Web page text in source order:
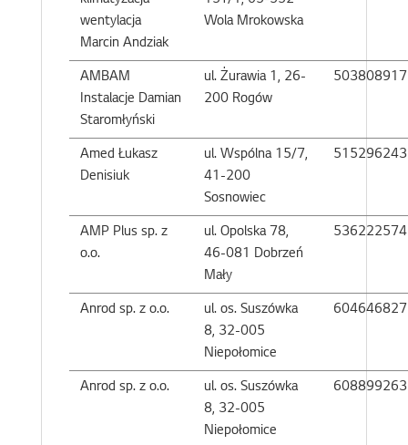
wentylacja
Marcin Andziak
Wola Mrokowska
AMBAM
Instalacje Damian
Staromłyński
ul. Żurawia 1, 26-
200 Rogów
503808917
Amed Łukasz
Denisiuk
ul. Wspólna 15/7,
41-200
Sosnowiec
515296243
AMP Plus sp. z
o.o.
ul. Opolska 78,
46-081 Dobrzeń
Mały
536222574
Anrod sp. z o.o.
ul. os. Suszówka
8, 32-005
Niepołomice
604646827
Anrod sp. z o.o.
ul. os. Suszówka
8, 32-005
Niepołomice
608899263